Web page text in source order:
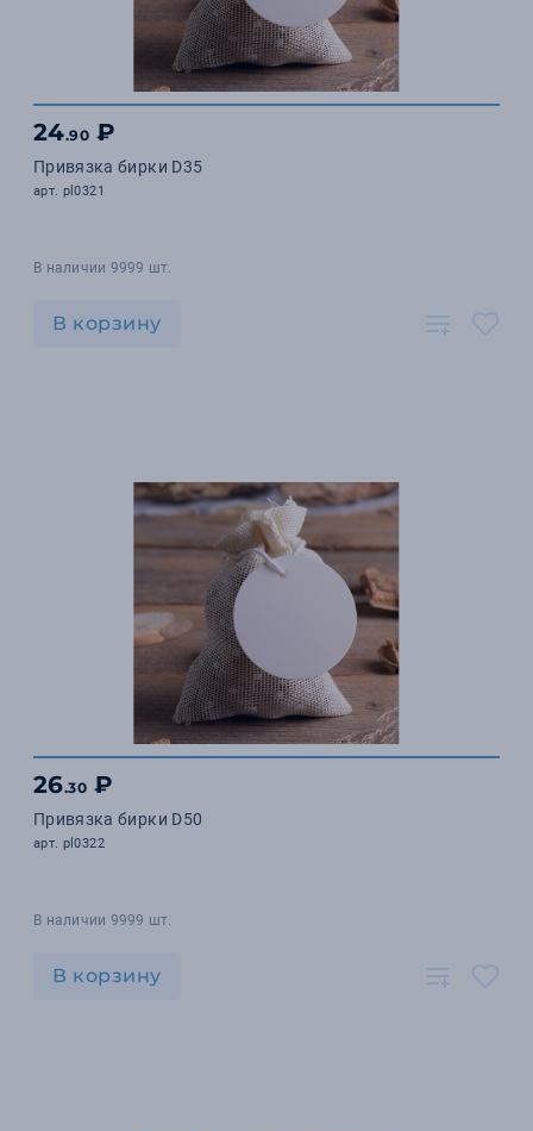
24.90 ₽
Привязка бирки D35
арт. pl0321
В наличии 9999 шт.
В корзину
26.30 ₽
Привязка бирки D50
арт. pl0322
В наличии 9999 шт.
В корзину